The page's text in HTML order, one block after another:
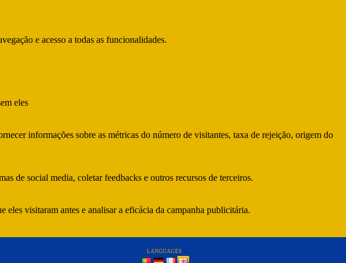
e acesso a todas as funcionalidades.
eles
informações sobre as métricas do número de visitantes, taxa de rejeição, origem do
de social media, coletar feedbacks e outros recursos de terceiros.
eles visitaram antes e analisar a eficácia da campanha publicitária.
LANGUAGES